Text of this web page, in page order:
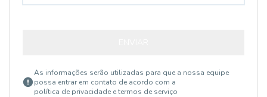
As informações serão utilizadas para que a nossa equipe
possa entrar em contato de acordo com a
política de privacidade e termos de serviço